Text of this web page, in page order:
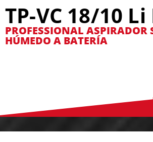
TP-VC 18/10 Li
PROFESSIONAL ASPIRADOR
HÚMEDO A BATERÍA